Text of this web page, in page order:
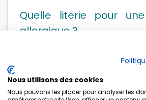
Quelle literie pour
allergique ?
dire un type de literie traité
acariens, à la poussière et aux
allergènes. On privilégiera les
plutôt que les matelas en mousse
Nous utilisons des cookies
Nous pouvons les placer pour analyser les